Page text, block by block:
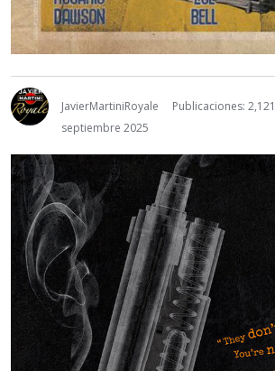
JavierMartiniRoyale
Publicaciones: 2,121
septiembre 2025